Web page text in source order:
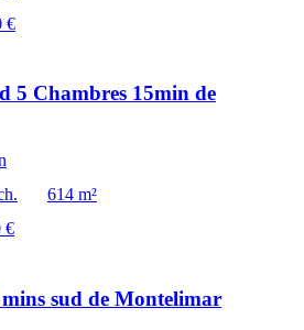
€
5 Chambres 15min de
614 m²
€
sud de Montelimar